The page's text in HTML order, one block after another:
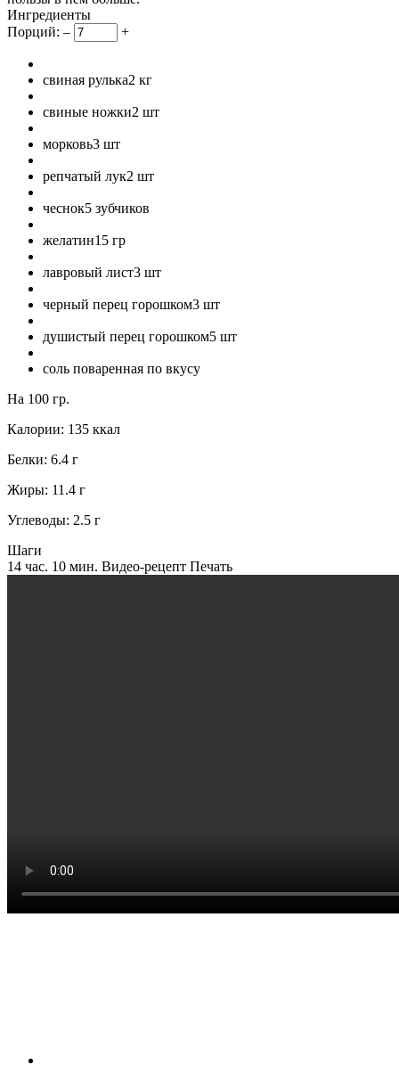
Ингредиенты
Порций: – +
свиная рулька2 кг
свиные ножки2 шт
морковь3 шт
репчатый лук2 шт
чеснок5 зубчиков
желатин15 гр
лавровый лист3 шт
черный перец горошком3 шт
душистый перец горошком5 шт
соль поваренная по вкусу
На 100 гр.
Калории: 135 ккал
Белки: 6.4 г
Жиры: 11.4 г
Углеводы: 2.5 г
Шаги
14 час. 10 мин. Видео-рецепт Печать